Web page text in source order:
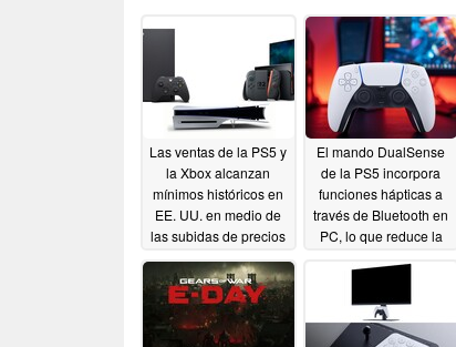
Las ventas de la PS5 y
la Xbox alcanzan
mínimos históricos en
EE. UU. en medio de
las subidas de precios
mientras que la Switch
2 sale reforzada
06/29/2026
El mando DualSense
de la PS5 incorpora
funciones hápticas a
través de Bluetooth en
PC, lo que reduce la